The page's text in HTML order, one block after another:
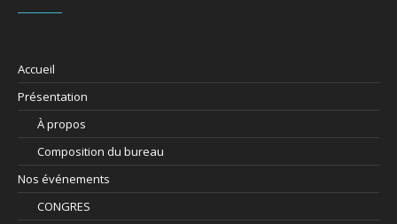
Accueil
Présentation
À propos
Composition du bureau
Nos événements
CONGRES